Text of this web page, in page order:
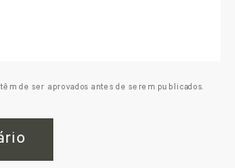
de ser aprovados antes de serem publicados.